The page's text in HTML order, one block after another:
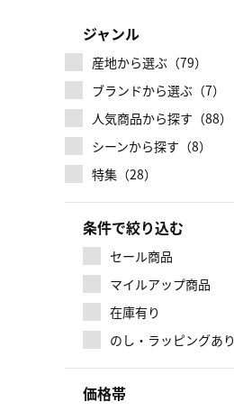
マイルアップ商品
条件で絞り込む
セール商品
在庫有り
のし・ラッピングあり
価格帯
ジャンル
産地から選ぶ（79）
ブランドから選ぶ（7）
人気商品から探す（88）
シーンから探す（8）
特集（28）